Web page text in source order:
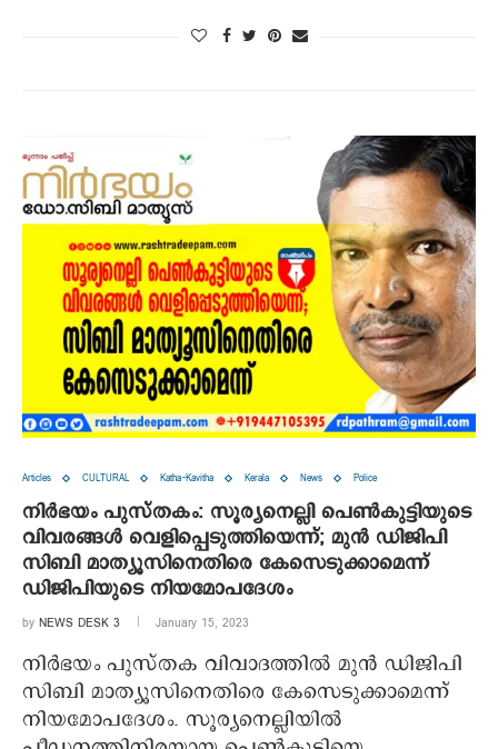
Articles CULTURAL Katha-Kavitha Kerala News Police
നിര്‍ഭയം പുസ്തകം: സൂര്യനെല്ലി പെണ്‍കുട്ടിയുടെ
വിവരങ്ങള്‍ വെളിപ്പെടുത്തിയെന്ന്; മുന്‍ ഡിജിപി
സിബി മാത്യൂസിനെതിരെ കേസെടുക്കാമെന്ന്
ഡിജിപിയുടെ നിയമോപദേശം
by NEWS DESK 3 January 15, 2023
നിര്‍ഭയം പുസ്തക വിവാദത്തില്‍ മുന്‍ ഡിജിപി
സിബി മാത്യൂസിനെതിരെ കേസെടുക്കാമെന്ന്
നിയമോപദേശം. സൂര്യനെല്ലിയില്‍